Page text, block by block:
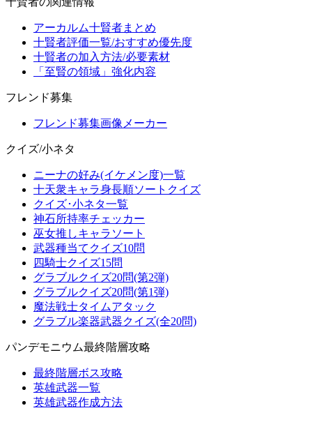
アーカルム十賢者まとめ
十賢者評価一覧/おすすめ優先度
十賢者の加入方法/必要素材
「至賢の領域」強化内容
フレンド募集
フレンド募集画像メーカー
クイズ/小ネタ
ニーナの好み(イケメン度)一覧
十天衆キャラ身長順ソートクイズ
クイズ･小ネタ一覧
神石所持率チェッカー
巫女推しキャラソート
武器種当てクイズ10問
四騎士クイズ15問
グラブルクイズ20問(第2弾)
グラブルクイズ20問(第1弾)
魔法戦士タイムアタック
グラブル楽器武器クイズ(全20問)
パンデモニウム最終階層攻略
最終階層ボス攻略
英雄武器一覧
英雄武器作成方法